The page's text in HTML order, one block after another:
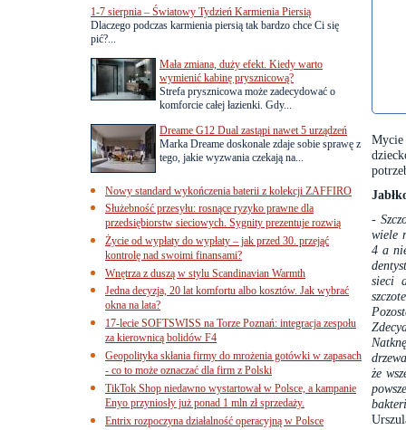
Mycie
-
wiele
4 a
sieci
że
1-7 sierpnia – Światowy Tydzień Karmienia Piersią
Dlaczego podczas karmienia piersią tak bardzo chce Ci się
pić?...
Mała zmiana, duży efekt. Kiedy warto
wymienić kabinę prysznicową?
Strefa prysznicowa może zadecydować o
komforcie całej łazienki. Gdy...
Dreame G12 Dual zastąpi nawet 5 urządzeń
Marka Dreame doskonale zdaje sobie sprawę z
tego, jakie wyzwania czekają na...
Nowy standard wykończenia baterii z kolekcji ZAFFIRO
Służebność przesyłu: rosnące ryzyko prawne dla
przedsiębiorstw sieciowych. Sygnity prezentuje rozwią
Życie od wypłaty do wypłaty – jak przed 30. przejąć
kontrolę nad swoimi finansami?
Wnętrza z duszą w stylu Scandinavian Warmth
Jedna decyzja, 20 lat komfortu albo kosztów. Jak wybrać
okna na lata?
17-lecie SOFTSWISS na Torze Poznań: integracja zespołu
za kierownicą bolidów F4
Geopolityka skłania firmy do mrożenia gotówki w zapasach
- co to może oznaczać dla firm z Polski
TikTok Shop niedawno wystartował w Polsce, a kampanie
Enyo przyniosły już ponad 1 mln zł sprzedaży.
Entrix rozpoczyna działalność operacyjną w Polsce